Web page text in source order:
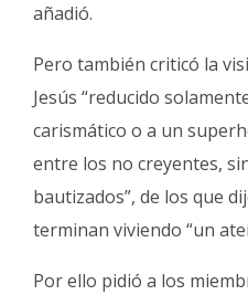
añadió.
Pero también criticó la
Jesús “reducido
carismático o a un
entre los no creyentes,
bautizados”, de los que
terminan viviendo “un
Por ello pidió a los